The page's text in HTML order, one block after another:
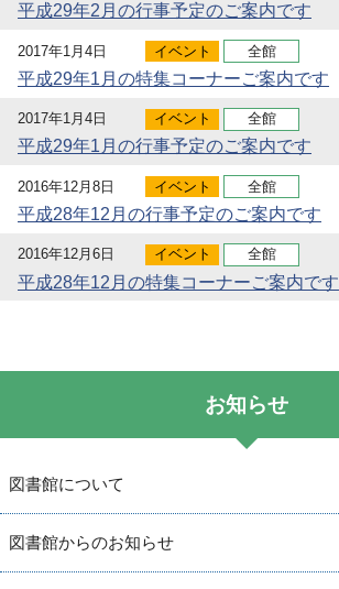
平成29年2月の行事予定のご案内です
2017年1月4日 イベント 全館
平成29年1月の特集コーナーご案内です
2017年1月4日 イベント 全館
平成29年1月の行事予定のご案内です
2016年12月8日 イベント 全館
平成28年12月の行事予定のご案内です
2016年12月6日 イベント 全館
平成28年12月の特集コーナーご案内です
お知らせ
図書館について
図書館からのお知らせ